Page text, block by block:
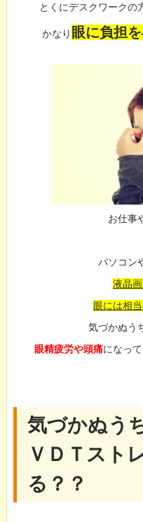
とくにデスクワークの
かなり 眼に負担
お仕事
パソコン
液晶
眼には相
気づかぬう
眼精疲労や頭痛になっ
気づかぬう
ＶＤＴスト
る？？